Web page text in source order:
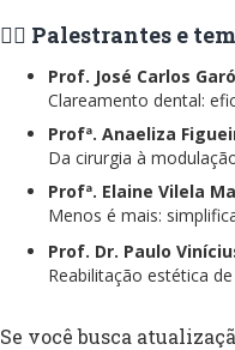
👨‍⚕️ Palestrantes e
Prof. José Carlos
Clareamento dental:
Profª. Anaeliza
Da cirurgia à
Profª. Elaine Vilela
Menos é mais:
Prof. Dr. Paulo
Reabilitação estética
Se você busca